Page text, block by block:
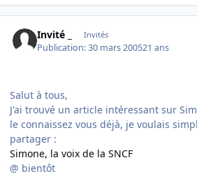
Invité _ Invités
Publication:30 mars 200521 ans
Salut à tous,
J'ai trouvé un article intéressant sur
le connaissez vous déjà, je voulais
partager :
Simone, la voix de la SNCF
@ bientôt